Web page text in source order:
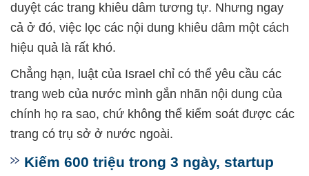
duyệt các trang khiêu dâm tương tự. Nhưng ngay
cả ở đó, việc lọc các nội dung khiêu dâm một cách
hiệu quả là rất khó.
Chẳng hạn, luật của Israel chỉ có thể yêu cầu các
trang web của nước mình gắn nhãn nội dung của
chính họ ra sao, chứ không thể kiểm soát được các
trang có trụ sở ở nước ngoài.
Kiếm 600 triệu trong 3 ngày, startup